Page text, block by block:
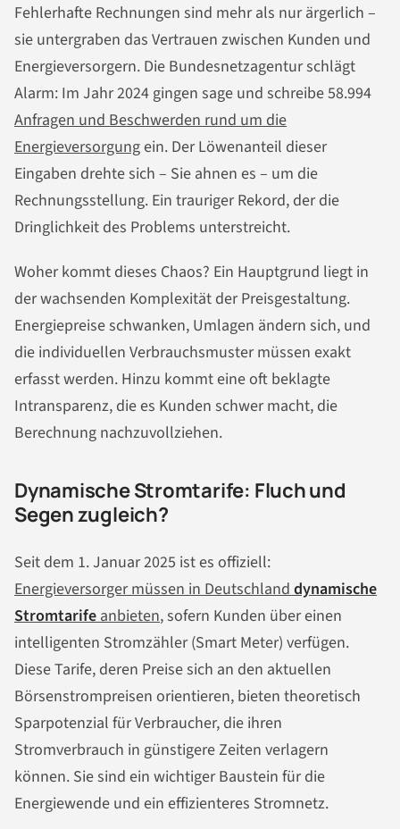
Fehlerhafte Rechnungen sind mehr als nur ärgerlich –
sie untergraben das Vertrauen zwischen Kunden und
Energieversorgern. Die Bundesnetzagentur schlägt
Alarm: Im Jahr 2024 gingen sage und schreibe 58.994
Anfragen und Beschwerden rund um die
Energieversorgungein. Der Löwenanteil dieser
Eingaben drehte sich – Sie ahnen es – um die
Rechnungsstellung. Ein trauriger Rekord, der die
Dringlichkeit des Problems unterstreicht.
Woher kommt dieses Chaos? Ein Hauptgrund liegt in
der wachsenden Komplexität der Preisgestaltung.
Energiepreise schwanken, Umlagen ändern sich, und
die individuellen Verbrauchsmuster müssen exakt
erfasst werden. Hinzu kommt eine oft beklagte
Intransparenz, die es Kunden schwer macht, die
Berechnung nachzuvollziehen.
Dynamische Stromtarife: Fluch und
Segen zugleich?
Seit dem 1. Januar 2025 ist es offiziell:
Energieversorger müssen in Deutschlanddynamische
Stromtarifeanbieten, sofern Kunden über einen
intelligenten Stromzähler (Smart Meter) verfügen.
Diese Tarife, deren Preise sich an den aktuellen
Börsenstrompreisen orientieren, bieten theoretisch
Sparpotenzial für Verbraucher, die ihren
Stromverbrauch in günstigere Zeiten verlagern
können. Sie sind ein wichtiger Baustein für die
Energiewende und ein effizienteres Stromnetz.